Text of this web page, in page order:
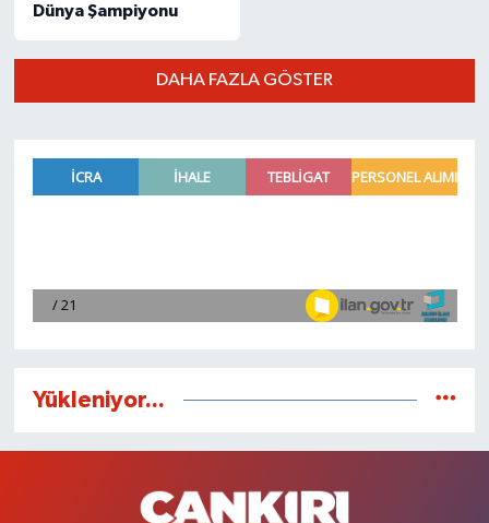
Dünya Şampiyonu
DAHA FAZLA GÖSTER
Yükleniyor...